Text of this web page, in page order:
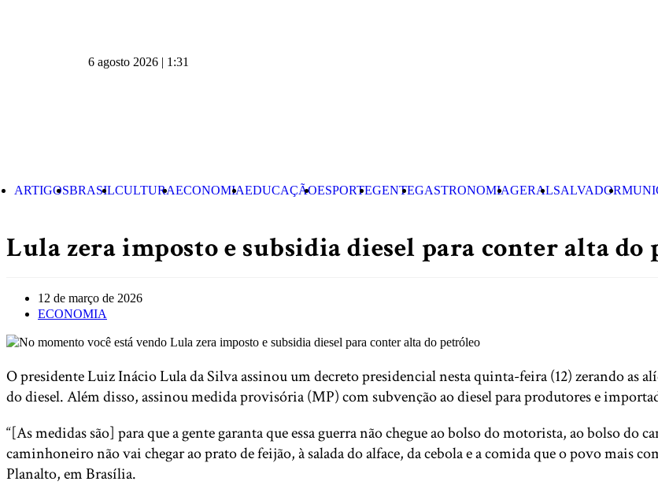
6 agosto 2026 | 1:31
ARTIGOSBRASILCULTURAECONOMIAEDUCAÇÃOESPORTEGENTEGASTRONOMIAGERALSALVADOR
Lula zera imposto e subsidia diesel para conter alta do
12 de março de 2026
ECONOMIA
O presidente Luiz Inácio Lula da Silva assinou um decreto presidencial nesta quinta-feira (12) zerando as
do diesel. Além disso, assinou medida provisória (MP) com subvenção ao diesel para produtores e
“[As medidas são] para que a gente garanta que essa guerra não chegue ao bolso do motorista, ao bolso
caminhoneiro não vai chegar ao prato de feijão, à salada do alface, da cebola e a comida que o povo mais
Planalto, em Brasília.